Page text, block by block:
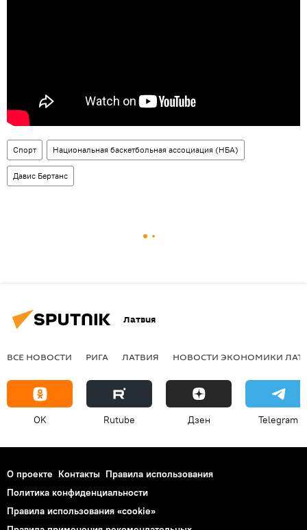
Спорт Национальная баскетбольная ассоциация (НБА)
Давис Бертанс
Латвия
ВСЕ НОВОСТИ РИГА ЛАТВИЯ НОВОСТИ ЭКОНОМИКИ
OK Rutube Дзен Telegram
О проекте Контакты Правила использования
Политика конфиденциальности
Правила использования «cookie»